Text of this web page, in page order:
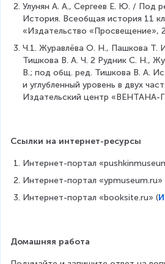
Улунян А. А., Сергеев Е. Ю. / Под
История. Всеобщая история 11
«Издательство «Просвещение»,
Ч.1. Журавлёва О. Н., Пашкова Т.
Тишкова В. А. Ч. 2 Рудник С. Н.,
В.; под общ. ред. Тишкова В. А.
и углубленный уровень в двух
Издательский центр «ВЕНТАНА-
Ссылки на интернет-ресурсы
Интернет-портал
Интернет-портал «ypmuseum.ru»
Интернет-портал «booksite.ru» (
Домашняя работа